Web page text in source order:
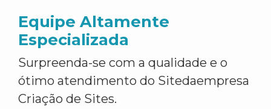
Equipe Altamente
Especializada
Surpreenda-se com a qualidade e o
ótimo atendimento do Sitedaempresa
Criação de Sites.